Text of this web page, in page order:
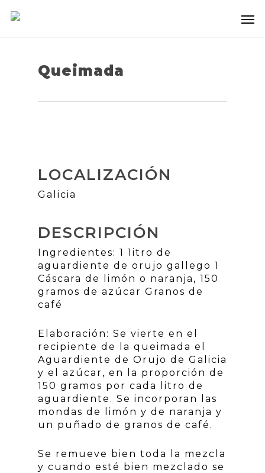
Queimada
LOCALIZACIÓN
Galicia
DESCRIPCIÓN
Ingredientes: 1 1itro de
aguardiente de orujo gallego 1
Cáscara de limón o naranja, 150
gramos de azúcar Granos de
café
Elaboración: Se vierte en el
recipiente de la queimada el
Aguardiente de Orujo de Galicia
y el azúcar, en la proporción de
150 gramos por cada litro de
aguardiente. Se incorporan las
mondas de limón y de naranja y
un puñado de granos de café.
Se remueve bien toda la mezcla
y cuando esté bien mezclado se